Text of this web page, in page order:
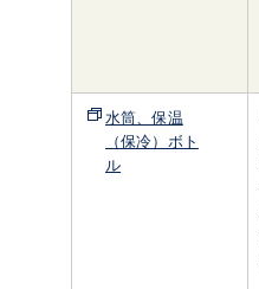
水筒、保温
（保冷）ボト
ル